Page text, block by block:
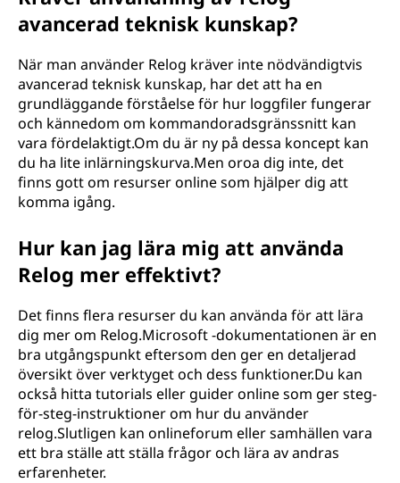
avancerad teknisk kunskap?
När man använder Relog kräver inte nödvändigtvis
avancerad teknisk kunskap, har det att ha en
grundläggande förståelse för hur loggfiler fungerar
och kännedom om kommandoradsgränssnitt kan
vara fördelaktigt.Om du är ny på dessa koncept kan
du ha lite inlärningskurva.Men oroa dig inte, det
finns gott om resurser online som hjälper dig att
komma igång.
Hur kan jag lära mig att använda
Relog mer effektivt?
Det finns flera resurser du kan använda för att lära
dig mer om Relog.Microsoft -dokumentationen är en
bra utgångspunkt eftersom den ger en detaljerad
översikt över verktyget och dess funktioner.Du kan
också hitta tutorials eller guider online som ger steg-
för-steg-instruktioner om hur du använder
relog.Slutligen kan onlineforum eller samhällen vara
ett bra ställe att ställa frågor och lära av andras
erfarenheter.